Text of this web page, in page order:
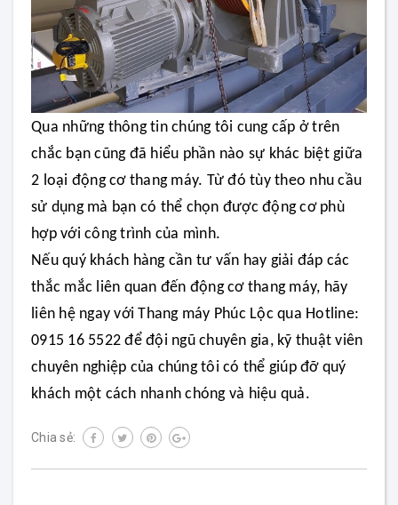
Qua những thông tin chúng tôi cung cấp ở trên
chắc bạn cũng đã hiểu phần nào sự khác biệt giữa
2 loại động cơ thang máy. Từ đó tùy theo nhu cầu
sử dụng mà bạn có thể chọn được động cơ phù
hợp với công trình của mình.
Nếu quý khách hàng cần tư vấn hay giải đáp các
thắc mắc liên quan đến động cơ thang máy, hãy
liên hệ ngay với Thang máy Phúc Lộc qua Hotline:
0915 16 5522 để đội ngũ chuyên gia, kỹ thuật viên
chuyên nghiệp của chúng tôi có thể giúp đỡ quý
khách một cách nhanh chóng và hiệu quả.
Chia sẻ: